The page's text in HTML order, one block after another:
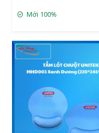
Mới 100%